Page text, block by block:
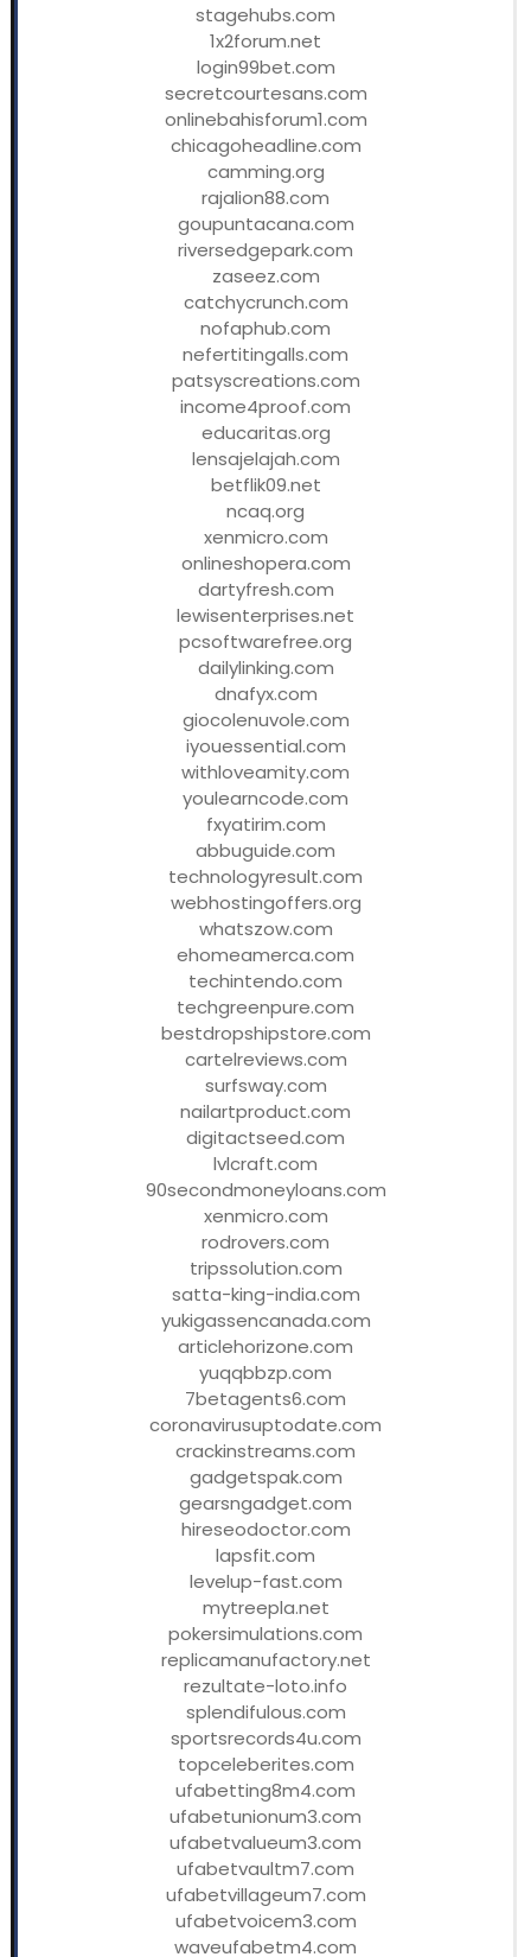
stagehubs.com
1x2forum.net
login99bet.com
secretcourtesans.com
onlinebahisforum1.com
chicagoheadline.com
camming.org
rajalion88.com
goupuntacana.com
riversedgepark.com
zaseez.com
catchycrunch.com
nofaphub.com
nefertitingalls.com
patsyscreations.com
income4proof.com
educaritas.org
lensajelajah.com
betflik09.net
ncaq.org
xenmicro.com
onlineshopera.com
dartyfresh.com
lewisenterprises.net
pcsoftwarefree.org
dailylinking.com
dnafyx.com
giocolenuvole.com
iyouessential.com
withloveamity.com
youlearncode.com
fxyatirim.com
abbuguide.com
technologyresult.com
webhostingoffers.org
whatszow.com
ehomeamerca.com
techintendo.com
techgreenpure.com
bestdropshipstore.com
cartelreviews.com
surfsway.com
nailartproduct.com
digitactseed.com
lvlcraft.com
90secondmoneyloans.com
xenmicro.com
rodrovers.com
tripssolution.com
satta-king-india.com
yukigassencanada.com
articlehorizone.com
yuqqbbzp.com
7betagents6.com
coronavirusuptodate.com
crackinstreams.com
gadgetspak.com
gearsngadget.com
hireseodoctor.com
lapsfit.com
levelup-fast.com
mytreepla.net
pokersimulations.com
replicamanufactory.net
rezultate-loto.info
splendifulous.com
sportsrecords4u.com
topceleberites.com
ufabetting8m4.com
ufabetunionum3.com
ufabetvalueum3.com
ufabetvaultm7.com
ufabetvillageum7.com
ufabetvoicem3.com
waveufabetm4.com